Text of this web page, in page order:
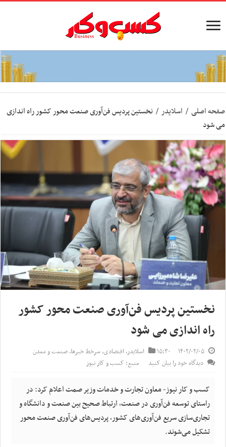
صفحه اصلی / اسلایدر / نخستین پردیس فن‌آوری صنعت محور کشور راه اندازی
می شود
نخستین پردیس فن‌آوری صنعت محور کشور
راه اندازی می شود
۱۴۰۲/۰۲/۰۵ ۱۵:۳۰ اسلایدر,اقتصادی,سرخط خبرها,صنعت و معدن
دیدگاه خود را بیان کنید
منبع: کسب و کار نیوز
کسب و کار نیوز- معاون تجارت و خدمات وزیر صمت اعلام کرد: در
راستای توسعه فن‌آوری در صنعت، ارتباط صحیح بین صنعت و دانشگاه و
تجاری‌سازی سریع فن‌آوری‌های کشور، پردیس‌های فن‌آوری صنعت محور
تشکیل می‌شوند.